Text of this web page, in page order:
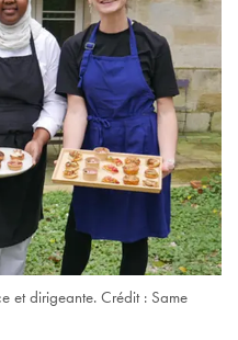
et dirigeante. Crédit : Same